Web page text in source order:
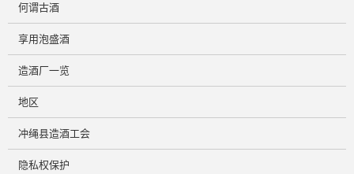
何谓古酒
享用泡盛酒
造酒厂一览
地区
冲绳县造酒工会
隐私权保护